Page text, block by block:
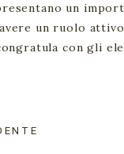
un
un ruolo attivo
con gli